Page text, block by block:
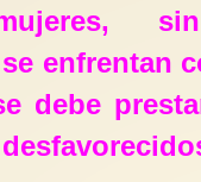
enfrentan
debe